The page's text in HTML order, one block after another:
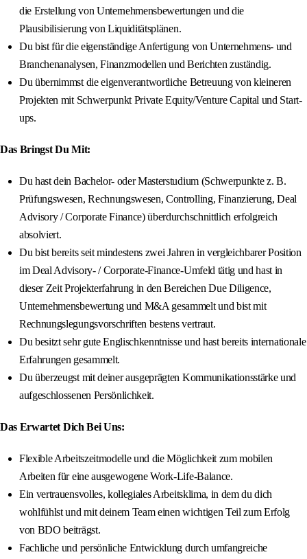
die Erstellung von Unternehmensbewertungen und die
Plausibilisierung von Liquiditätsplänen.
Du bist für die eigenständige Anfertigung von Unternehmens- und
Branchenanalysen, Finanzmodellen und Berichten zuständig.
Du übernimmst die eigenverantwortliche Betreuung von kleineren
Projekten mit Schwerpunkt Private Equity/Venture Capital und Start-
ups.
Das Bringst Du Mit:
Du hast dein Bachelor- oder Masterstudium (Schwerpunkte z. B.
Prüfungswesen, Rechnungswesen, Controlling, Finanzierung, Deal
Advisory / Corporate Finance) überdurchschnittlich erfolgreich
absolviert.
Du bist bereits seit mindestens zwei Jahren in vergleichbarer Position
im Deal Advisory- / Corporate-Finance-Umfeld tätig und hast in
dieser Zeit Projekterfahrung in den Bereichen Due Diligence,
Unternehmensbewertung und M&A gesammelt und bist mit
Rechnungslegungsvorschriften bestens vertraut.
Du besitzt sehr gute Englischkenntnisse und hast bereits internationale
Erfahrungen gesammelt.
Du überzeugst mit deiner ausgeprägten Kommunikationsstärke und
aufgeschlossenen Persönlichkeit.
Das Erwartet Dich Bei Uns:
Flexible Arbeitszeitmodelle und die Möglichkeit zum mobilen
Arbeiten für eine ausgewogene Work-Life-Balance.
Ein vertrauensvolles, kollegiales Arbeitsklima, in dem du dich
wohlfühlst und mit deinem Team einen wichtigen Teil zum Erfolg
von BDO beiträgst.
Fachliche und persönliche Entwicklung durch umfangreiche